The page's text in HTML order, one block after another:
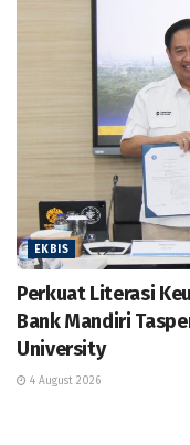
EKBIS
Perkuat Literasi
Bank Mandiri
University
4 August 2026